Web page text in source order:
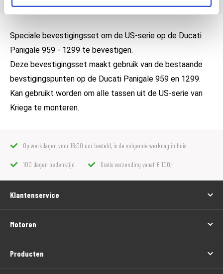
Speciale bevestigingsset om de US-serie op de Ducati
Panigale 959 - 1299 te bevestigen.
Deze bevestigingsset maakt gebruik van de bestaande
bevstigingspunten op de Ducati Panigale 959 en 1299.
Kan gebruikt worden om alle tassen uit de US-serie van
Kriega te monteren.
Op werkdagen voor 16:00 uur besteld, is de volgende werkdag in huis
100 dagen bedenktijd Gratis verzending vanaf € 100,-
Klantenservice
Motoren
Producten